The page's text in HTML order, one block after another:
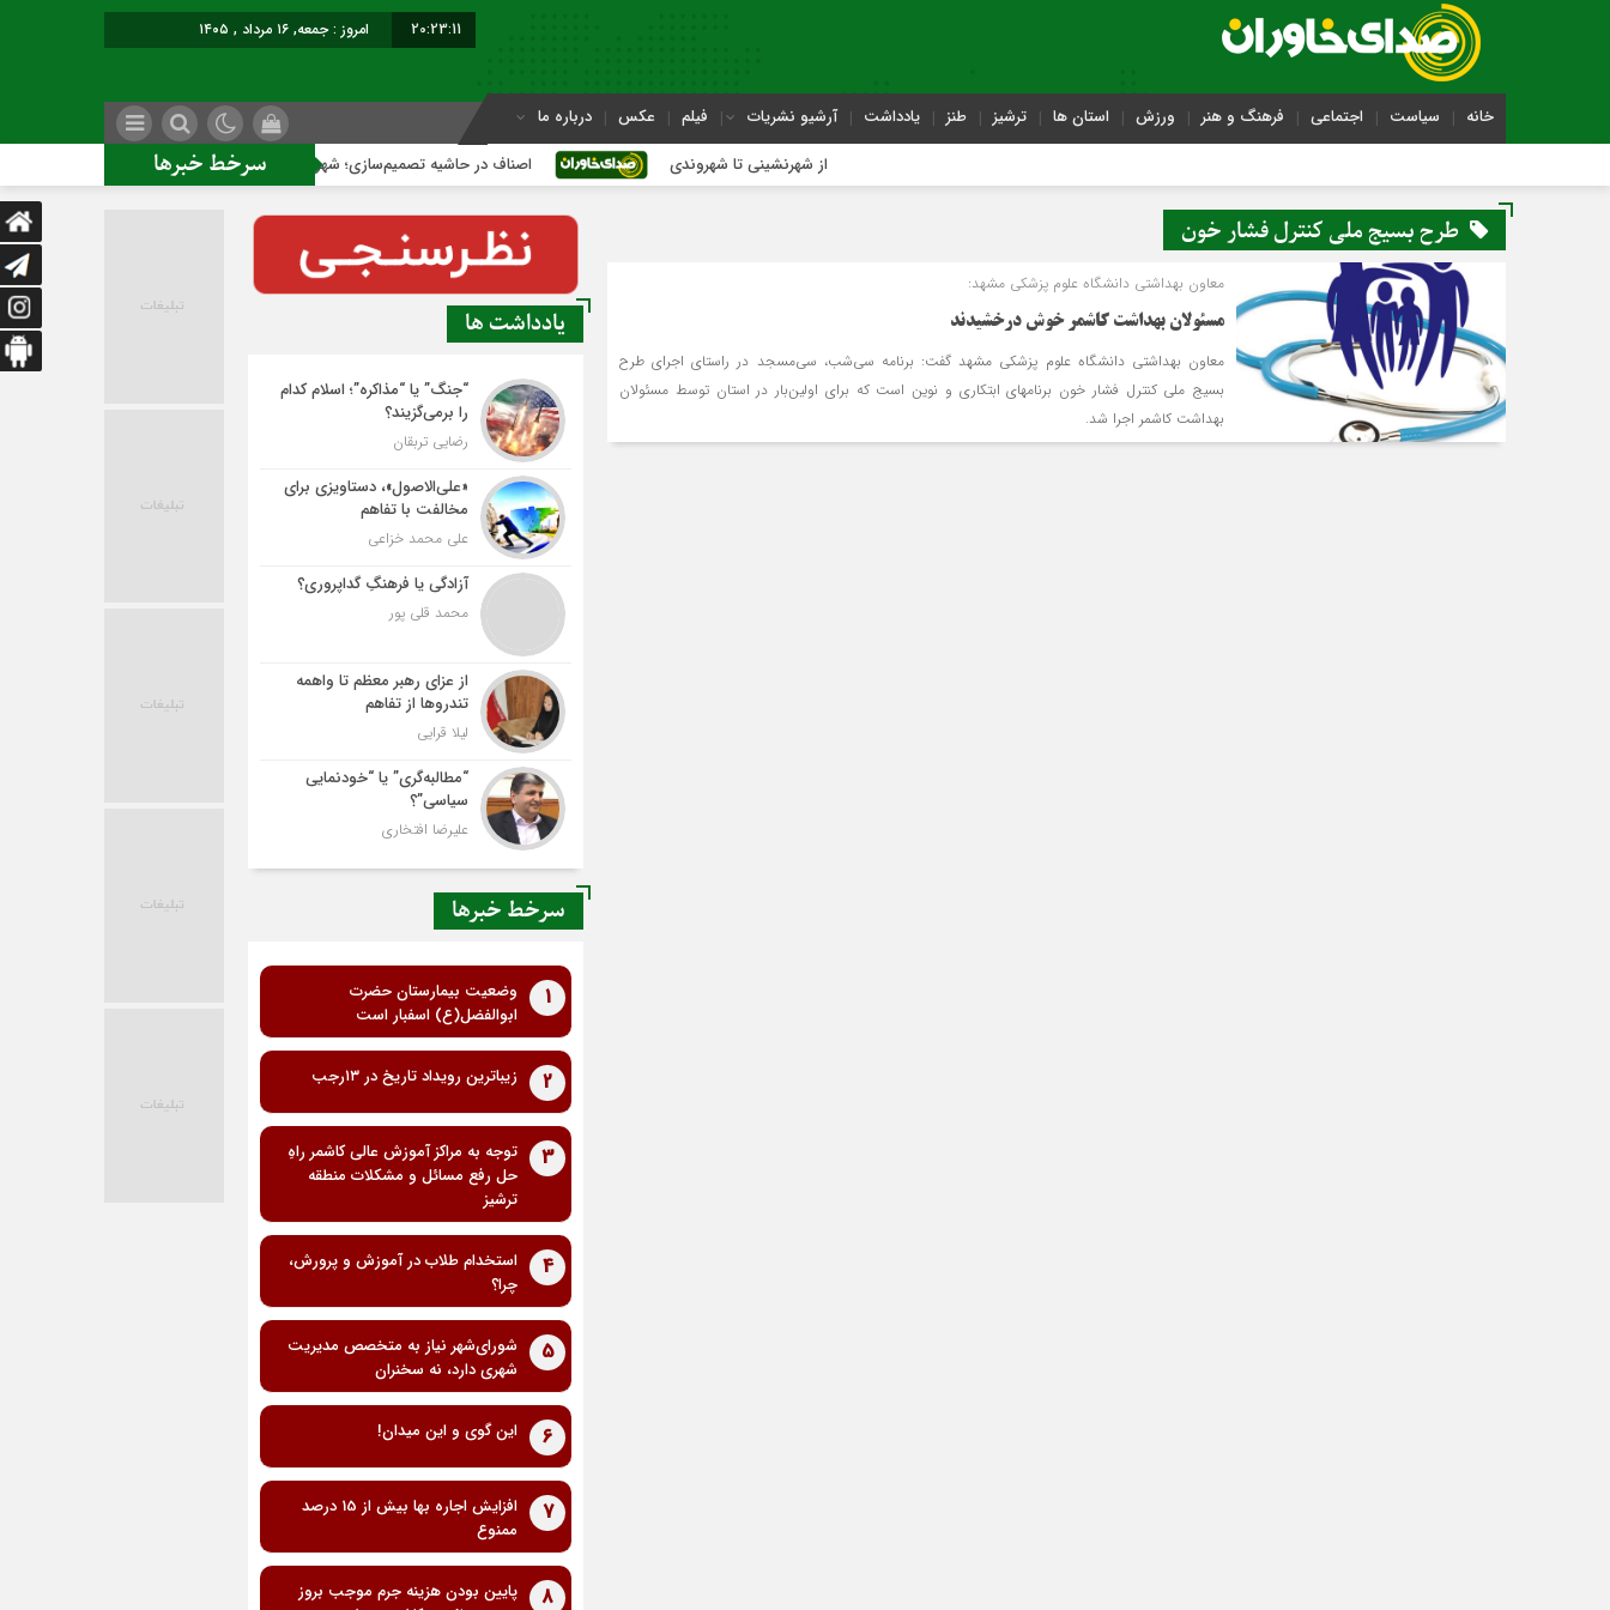
20:23:11 امروز : جمعه, ۱۶ مرداد , ۱۴۰۵
خانه سیاست اجتماعی فرهنگ و هنر ورزش استان ها ترشیز طنز یادداشت آرشیو نشریات فیلم عکس درباره ما
سرخط خبرها از شهرنشینی تا شهروندی اصناف در حاشیه تصمیم‌سازی؛ شهر بدون بازار به کجا می‌رسد؟
طرح بسیج ملی کنترل فشار خون
معاون بهداشتی دانشگاه علوم پزشکی مشهد:
مسئولان بهداشت کاشمر خوش درخشیدند
معاون بهداشتی دانشگاه علوم پزشکی مشهد گفت: برنامه سی‌شب، سی‌مسجد در راستای اجرای طرح
بسیج ملی کنترل فشار خون برنامه‎ای ابتکاری و نوین است که برای اولین‌بار در استان توسط مسئولان
بهداشت کاشمر اجرا شد.
یادداشت ها
“جنگ” یا “مذاکره”؛ اسلام کدام
را برمی‌گزیند؟
رضایی تربقان
«علی‌الاصول»، دستاویزی برای
مخالفت با تفاهم
علی محمد خزاعی
آزادگی یا فرهنگِ گداپروری؟
محمد قلی پور
از عزای رهبر معظم تا واهمه
تندروها از تفاهم
لیلا قرایی
“مطالبه‌گری” یا “خودنمایی
سیاسی”؟
علیرضا افتخاری
سرخط خبرها
1
وضعیت بیمارستان حضرت
ابوالفضل(ع) اسفبار است
2 زیباترین رویداد تاریخ در ۱۳رجب
3
توجه به مراکز آموزش عالی کاشمر راهِ
حل رفع مسائل و مشکلات منطقه
ترشیز
4
استخدام طلاب در آموزش و پرورش،
چرا؟
5
شورای‌شهر نیاز به متخصص مدیریت
شهری دارد، نه سخنران
6 این گوی و این میدان!
7
افزایش اجاره بها بیش از 15 درصد
ممنوع
8
پایین بودن هزینه جرم موجب بروز